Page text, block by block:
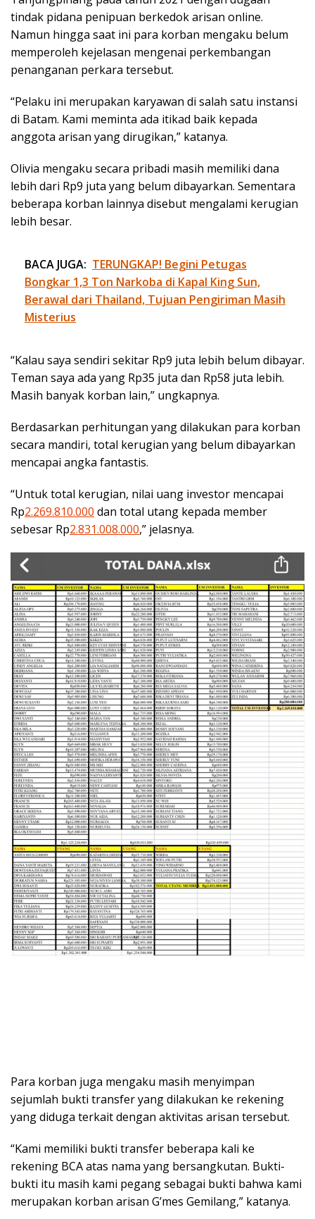
tindak pidana penipuan berkedok arisan online.
Namun hingga saat ini para korban mengaku belum
memperoleh kejelasan mengenai perkembangan
penanganan perkara tersebut.
“Pelaku ini merupakan karyawan di salah satu instansi
di Batam. Kami meminta ada itikad baik kepada
anggota arisan yang dirugikan,” katanya.
Olivia mengaku secara pribadi masih memiliki dana
lebih dari Rp9 juta yang belum dibayarkan. Sementara
beberapa korban lainnya disebut mengalami kerugian
lebih besar.
BACA JUGA: TERUNGKAP! Begini Petugas
Bongkar 1,3 Ton Narkoba di Kapal King Sun,
Berawal dari Thailand, Tujuan Pengiriman Masih
Misterius
“Kalau saya sendiri sekitar Rp9 juta lebih belum dibayar.
Teman saya ada yang Rp35 juta dan Rp58 juta lebih.
Masih banyak korban lain,” ungkapnya.
Berdasarkan perhitungan yang dilakukan para korban
secara mandiri, total kerugian yang belum dibayarkan
mencapai angka fantastis.
“Untuk total kerugian, nilai uang investor mencapai
Rp2.269.810.000 dan total utang kepada member
sebesar Rp2.831.008.000,” jelasnya.
Para korban juga mengaku masih menyimpan
sejumlah bukti transfer yang dilakukan ke rekening
yang diduga terkait dengan aktivitas arisan tersebut.
“Kami memiliki bukti transfer beberapa kali ke
rekening BCA atas nama yang bersangkutan. Bukti-
bukti itu masih kami pegang sebagai bukti bahwa kami
merupakan korban arisan G’mes Gemilang,” katanya.